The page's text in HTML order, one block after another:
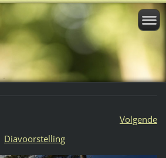
Volgende
Diavoorstelling